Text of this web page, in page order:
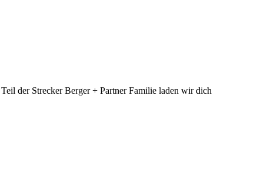
der Strecker Berger + Partner Familie laden wir dich